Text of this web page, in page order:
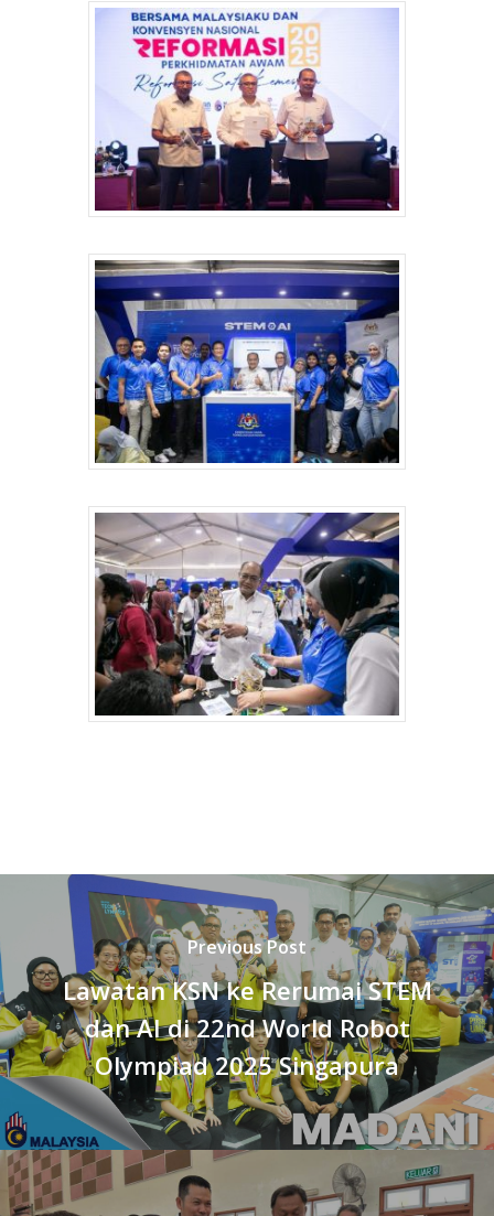
Previous Post
Lawatan KSN ke Rerumai STEM
dan AI di 22nd World Robot
Olympiad 2025 Singapura